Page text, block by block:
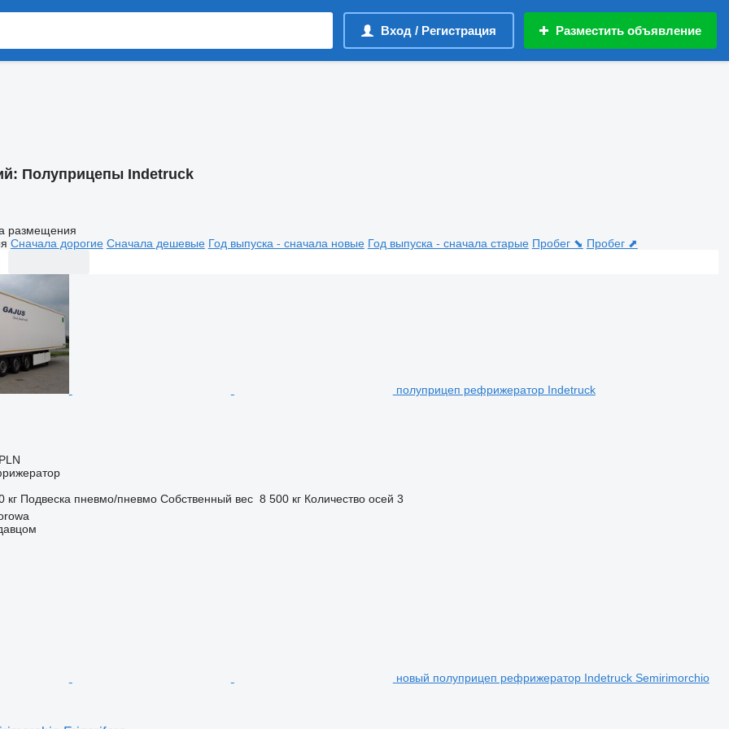
Вход / Регистрация Разместить объявление
Полуприцепы Indetruck
размещения
Сначала дорогие Сначала дешевые Год выпуска - сначала новые Год выпуска - сначала старые Пробег ⬊ Пробег ⬈
полуприцеп рефрижератор Indetruck
кг Подвеска пневмо/пневмо Собственный вес 8 500 кг Количество осей 3
новый полуприцеп рефрижератор Indetruck Semirimorchio